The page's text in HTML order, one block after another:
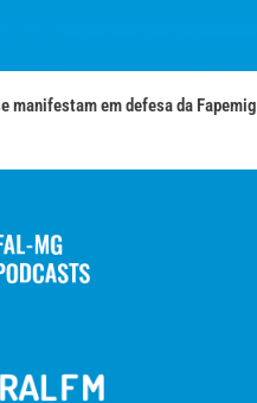
manifestam em defesa da Fapemig